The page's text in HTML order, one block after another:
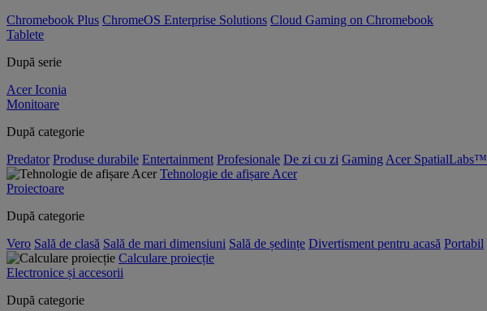
Chromebook Plus ChromeOS Enterprise Solutions Cloud Gaming on Chromebook
Tablete
După serie
Acer Iconia
Monitoare
După categorie
Predator Produse durabile Entertainment Profesionale De zi cu zi Gaming Acer SpatialLabs™
Tehnologie de afișare Acer
Proiectoare
După categorie
Vero Sală de clasă Sală de mari dimensiuni Sală de ședințe Divertisment pentru acasă Portabil
Calculare proiecție
Electronice și accesorii
După categorie